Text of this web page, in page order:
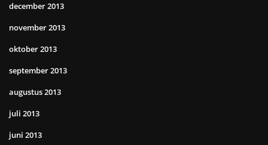
december 2013
november 2013
oktober 2013
september 2013
augustus 2013
juli 2013
juni 2013